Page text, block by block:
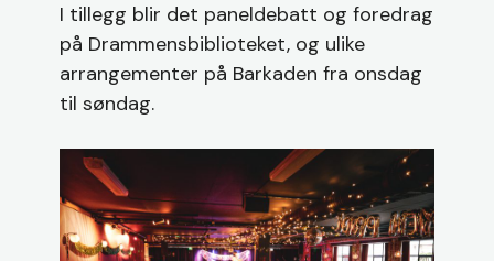
I tillegg blir det paneldebatt og foredrag
på Drammensbiblioteket, og ulike
arrangementer på Barkaden fra onsdag
til søndag.